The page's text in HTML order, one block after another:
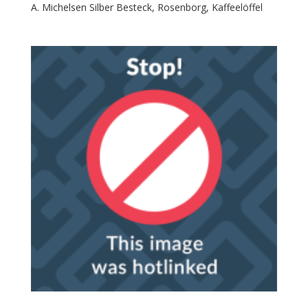
A. Michelsen Silber Besteck, Rosenborg, Kaffeelöffel